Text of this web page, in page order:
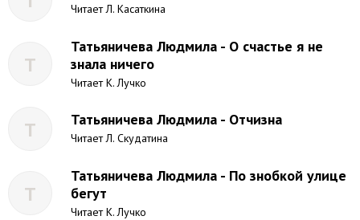
Читает Л. Касаткина
Т
Татьяничева Людмила - О счастье я не
знала ничего
Читает К. Лучко
Т Татьяничева Людмила - Отчизна
Читает Л. Скудатина
Т
Татьяничева Людмила - По знобкой улице
бегут
Читает К. Лучко